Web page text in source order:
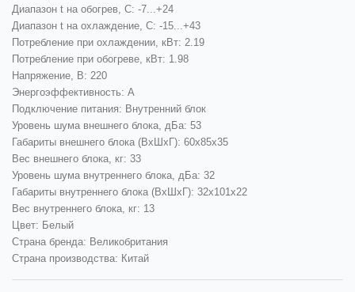
Диапазон t на обогрев, С: -7...+24
Диапазон t на охлаждение, С: -15...+43
Потребление при охлаждении, кВт: 2.19
Потребление при обогреве, кВт: 1.98
Напряжение, В: 220
Энергоэффективность: A
Подключение питания: Внутренний блок
Уровень шума внешнего блока, дБа: 53
Габариты внешнего блока (ВхШхГ): 60x85x35
Вес внешнего блока, кг: 33
Уровень шума внутреннего блока, дБа: 32
Габариты внутреннего блока (ВхШхГ): 32x101x22
Вес внутреннего блока, кг: 13
Цвет: Белый
Страна бренда: Великобритания
Страна производства: Китай